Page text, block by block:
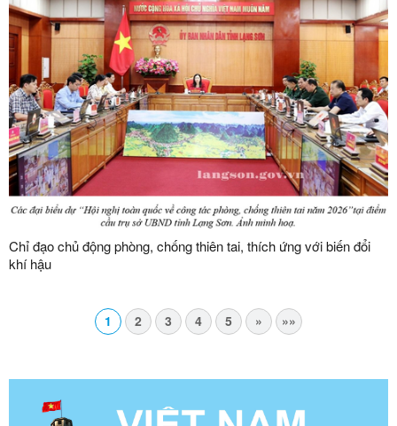
Chỉ đạo chủ động phòng, chống thiên tai, thích ứng với biến đổi
khí hậu
1 2 3 4 5 » »»